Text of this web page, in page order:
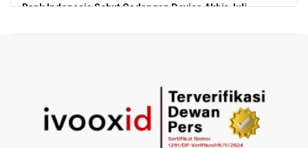
Bank Indonesia Sebut Cadangan Devisa Akhir Juli
Terkait Temuan 995 Pucuk Senjata, Yayasan Sekolah: Tak
Ada Ekskul Menembak
KPK Terima Permintaan Kejaksaan Agung Periksa Febrie